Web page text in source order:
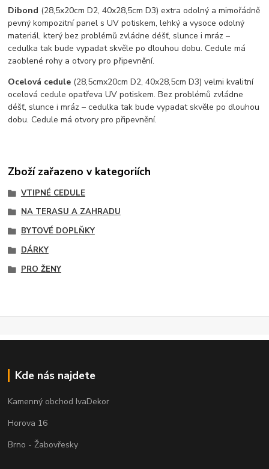
Dibond (28,5x20cm D2, 40x28,5cm D3) extra odolný a mimořádně
pevný kompozitní panel s UV potiskem, lehký a vysoce odolný
materiál, který bez problémů zvládne déšť, slunce i mráz –
cedulka tak bude vypadat skvěle po dlouhou dobu. Cedule má
zaoblené rohy a otvory pro připevnění.
Ocelová cedule (28,5cmx20cm D2, 40x28,5cm D3) velmi kvalitní
ocelová cedule opatřeva UV potiskem. Bez problémů zvládne
déšť, slunce i mráz – cedulka tak bude vypadat skvěle po dlouhou
dobu. Cedule má otvory pro připevnění.
Zboží zařazeno v kategoriích
VTIPNÉ CEDULE
NA TERASU A ZAHRADU
BYTOVÉ DOPLŇKY
DÁRKY
PRO ŽENY
Kde nás najdete
Kamenný obchod IvaDekor
Horova 16
Brno - Žabovřesky